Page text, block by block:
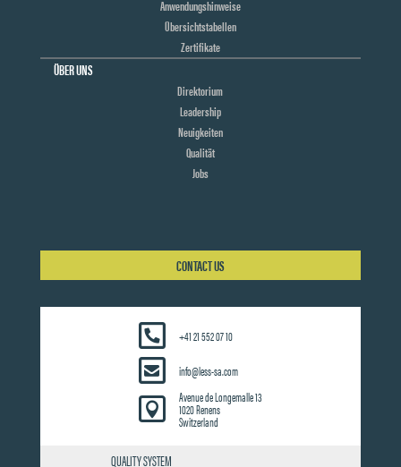
Anwendungshinweise
Übersichtstabellen
Zertifikate
ÜBER UNS
Direktorium
Leadership
Neuigkeiten
Qualität
Jobs
CONTACT US
+41 21 552 07 10
info@less-sa.com

Avenue de Longemalle 13
1020 Renens
Switzerland
QUALITY SYSTEM